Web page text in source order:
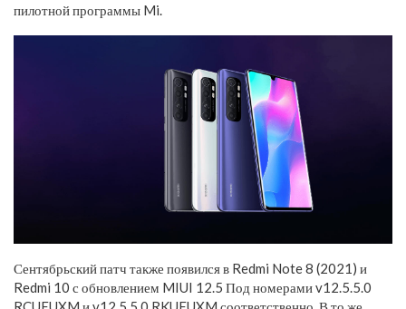
пилотной программы Mi.
Сентябрьский патч также появился в Redmi Note 8 (2021) и
Redmi 10 с обновлением MIUI 12.5 Под номерами v12.5.5.0